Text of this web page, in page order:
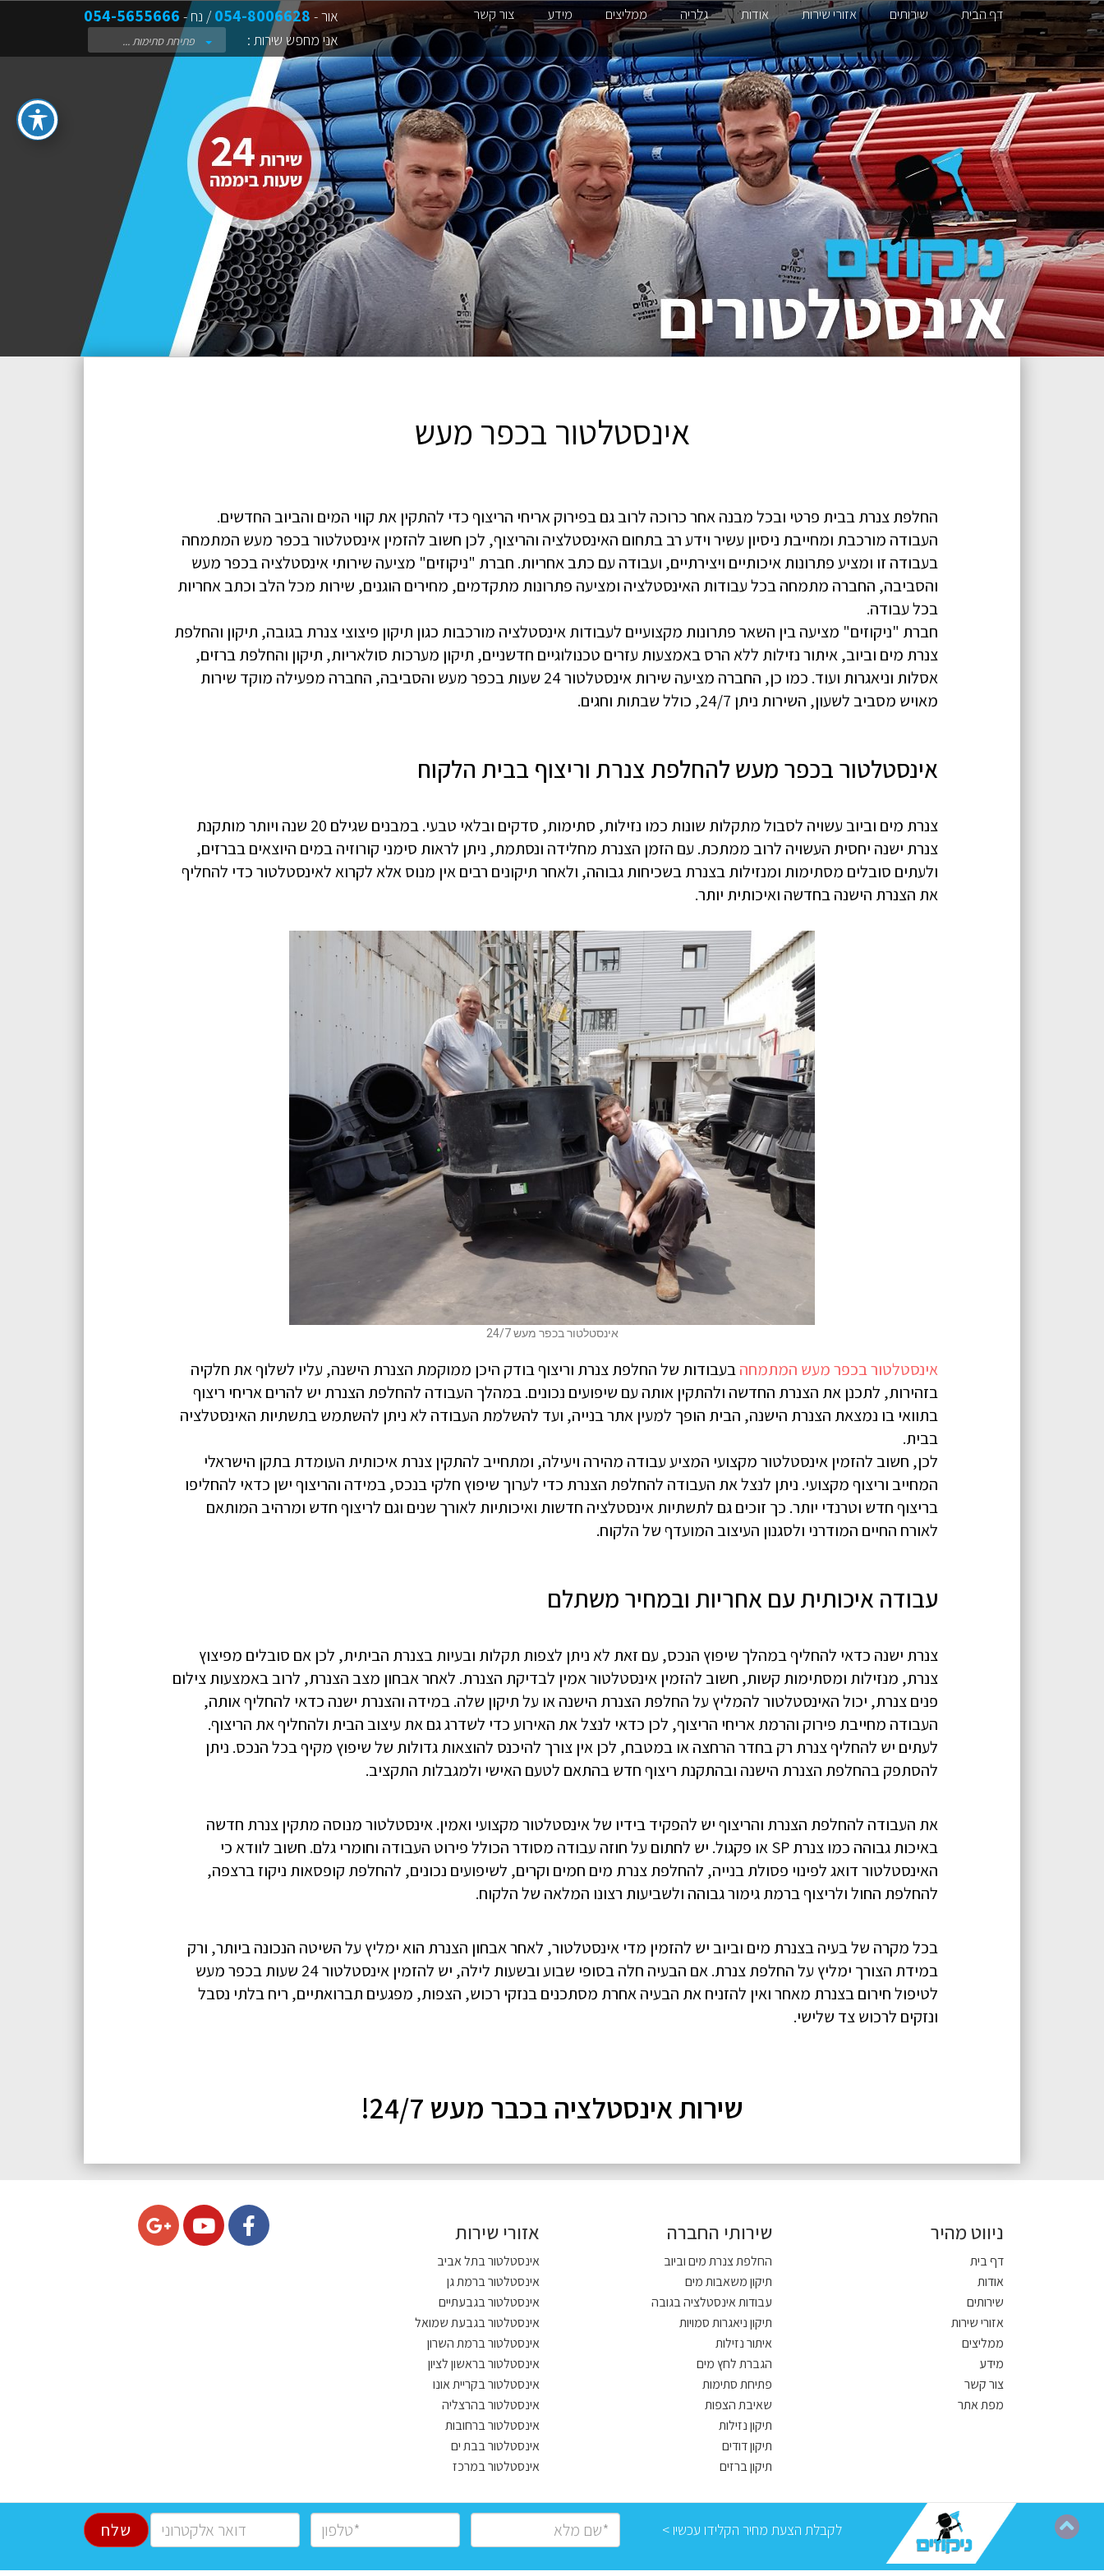
אור - 054-8006628/ נח - 054-5655666
אני מחפש שירות : פתיחת סתימות ...
דף הבית שירותים אזורי שירות אודות גלריה ממליצים מידע צור קשר
אינסטלטור בכפר מעש
החלפת צנרת בבית פרטי ובכל מבנה אחר כרוכה לרוב גם בפירוק אריחי הריצוף כדי להתקין את קווי המים והביוב החדשים.
העבודה מורכבת ומחייבת ניסיון עשיר וידע רב בתחום האינסטלציה והריצוף, לכן חשוב להזמין אינסטלטור בכפר מעש המתמחה
בעבודה זו ומציע פתרונות איכותיים ויצירתיים, ועבודה עם כתב אחריות. חברת "ניקוזים" מציעה שירותי אינסטלציה בכפר מעש
והסביבה, החברה מתמחה בכל עבודות האינסטלציה ומציעה פתרונות מתקדמים, מחירים הוגנים, שירות מכל הלב וכתב אחריות
בכל עבודה.
חברת "ניקוזים" מציעה בין השאר פתרונות מקצועיים לעבודות אינסטלציה מורכבות כגון תיקון פיצוצי צנרת בגובה, תיקון והחלפת
צנרת מים וביוב, איתור נזילות ללא הרס באמצעות עזרים טכנולוגיים חדשניים, תיקון מערכות סולאריות, תיקון והחלפת ברזים,
אסלות וניאגרות ועוד. כמו כן, החברה מציעה שירות אינסטלטור 24 שעות בכפר מעש והסביבה, החברה מפעילה מוקד שירות
מאויש מסביב לשעון, השירות ניתן 24/7, כולל שבתות וחגים.
אינסטלטור בכפר מעש להחלפת צנרת וריצוף בבית הלקוח
צנרת מים וביוב עשויה לסבול מתקלות שונות כמו נזילות, סתימות, סדקים ובלאי טבעי. במבנים שגילם 20 שנה ויותר מותקנת
צנרת ישנה יחסית העשויה לרוב ממתכת. עם הזמן הצנרת מחלידה ונסתמת, ניתן לראות סימני קורוזיה במים היוצאים בברזים,
ולעתים סובלים מסתימות ומנזילות בצנרת בשכיחות גבוהה, ולאחר תיקונים רבים אין מנוס אלא לקרוא לאינסטלטור כדי להחליף
את הצנרת הישנה בחדשה ואיכותית יותר.
אינסטלטור בכפר מעש 24/7
אינסטלטור בכפר מעש המתמחהבעבודות של החלפת צנרת וריצוף בודק היכן ממוקמת הצנרת הישנה, עליו לשלוף את חלקיה
בזהירות, לתכנן את הצנרת החדשה ולהתקין אותה עם שיפועים נכונים. במהלך העבודה להחלפת הצנרת יש להרים אריחי ריצוף
בתוואי בו נמצאת הצנרת הישנה, הבית הופך למעין אתר בנייה, ועד להשלמת העבודה לא ניתן להשתמש בתשתיות האינסטלציה
בבית.
לכן, חשוב להזמין אינסטלטור מקצועי המציע עבודה מהירה ויעילה, ומתחייב להתקין צנרת איכותית העומדת בתקן הישראלי
המחייב וריצוף מקצועי. ניתן לנצל את העבודה להחלפת הצנרת כדי לערוך שיפוץ חלקי בנכס, במידה והריצוף ישן כדאי להחליפו
בריצוף חדש וטרנדי יותר. כך זוכים גם לתשתיות אינסטלציה חדשות ואיכותיות לאורך שנים וגם לריצוף חדש ומרהיב המותאם
לאורח החיים המודרני ולסגנון העיצוב המועדף של הלקוח.
עבודה איכותית עם אחריות ובמחיר משתלם
צנרת ישנה כדאי להחליף במהלך שיפוץ הנכס, עם זאת לא ניתן לצפות תקלות ובעיות בצנרת הביתית, לכן אם סובלים מפיצוץ
צנרת, מנזילות ומסתימות קשות, חשוב להזמין אינסטלטור אמין לבדיקת הצנרת. לאחר אבחון מצב הצנרת, לרוב באמצעות צילום
פנים צנרת, יכול האינסטלטור להמליץ על החלפת הצנרת הישנה או על תיקון שלה. במידה והצנרת ישנה כדאי להחליף אותה,
העבודה מחייבת פירוק והרמת אריחי הריצוף, לכן כדאי לנצל את האירוע כדי לשדרג גם את עיצוב הבית ולהחליף את הריצוף.
לעתים יש להחליף צנרת רק בחדר הרחצה או במטבח, לכן אין צורך להיכנס להוצאות גדולות של שיפוץ מקיף בכל הנכס. ניתן
להסתפק בהחלפת הצנרת הישנה ובהתקנת ריצוף חדש בהתאם לטעם האישי ולמגבלות התקציב.
את העבודה להחלפת הצנרת והריצוף יש להפקיד בידיו של אינסטלטור מקצועי ואמין. אינסטלטור מנוסה מתקין צנרת חדשה
באיכות גבוהה כמו צנרת SP או פקגול. יש לחתום על חוזה עבודה מסודר הכולל פירוט העבודה וחומרי גלם. חשוב לוודא כי
האינסטלטור דואג לפינוי פסולת בנייה, להחלפת צנרת מים חמים וקרים, לשיפועים נכונים, להחלפת קופסאות ניקוז ברצפה,
להחלפת החול ולריצוף ברמת גימור גבוהה ולשביעות רצונו המלאה של הלקוח.
בכל מקרה של בעיה בצנרת מים וביוב יש להזמין מדי אינסטלטור, לאחר אבחון הצנרת הוא ימליץ על השיטה הנכונה ביותר, ורק
במידת הצורך ימליץ על החלפת צנרת. אם הבעיה חלה בסופי שבוע ובשעות לילה, יש להזמין אינסטלטור 24 שעות בכפר מעש
לטיפול חירום בצנרת מאחר ואין להזניח את הבעיה אחרת מסתכנים בנזקי רכוש, הצפות, מפגעים תברואתיים, ריח בלתי נסבל
ונזקים לרכוש צד שלישי.
שירות אינסטלציה בכבר מעש 24/7!
ניווט מהיר
דף בית
אודות
שירותים
אזורי שירות
ממליצים
מידע
צור קשר
מפת אתר
שירותי החברה
החלפת צנרת מים וביוב
תיקון משאבות מים
עבודות אינסטלציה בגובה
תיקון ניאגרות סמויות
איתור נזילות
הגברת לחץ מים
פתיחת סתימות
שאיבת הצפות
תיקון נזילות
תיקון דודים
תיקון ברזים
אזורי שירות
אינסטלטור בתל אביב
אינסטלטור ברמת גן
אינסטלטור בגבעתיים
אינסטלטור בגבעת שמואל
אינסטלטור ברמת השרון
אינסטלטור בראשון לציון
אינסטלטור בקריית אונו
אינסטלטור בהרצליה
אינסטלטור ברחובות
אינסטלטור בבת ים
אינסטלטור במרכז
לקבלת הצעת מחיר הקלידו עכשיו >